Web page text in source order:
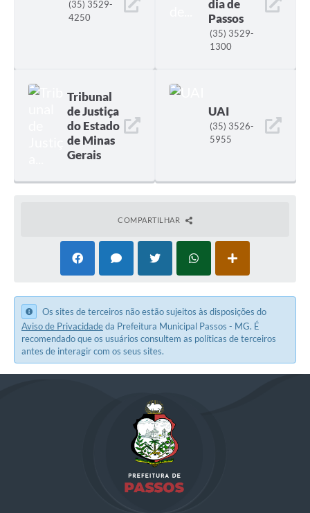
(35) 3529-
4250
dia de
Passos
(35) 3529-
1300
Tribunal
de Justiça
do Estado
de Minas
Gerais
UAI
(35) 3526-
5955
COMPARTILHAR
Os sites de terceiros não estão sujeitos às disposições do
Aviso de Privacidadeda Prefeitura Municipal Passos - MG. É
recomendado que os usuários consultem as políticas de terceiros
antes de interagir com os seus sites.